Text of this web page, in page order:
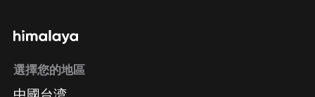
選擇您的地區